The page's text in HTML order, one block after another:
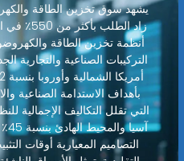
يشهد سوق تخزين الطاقة
زاد
التركيبات الصناعية والتجارية
بأهداف الاستدامة الصناعية